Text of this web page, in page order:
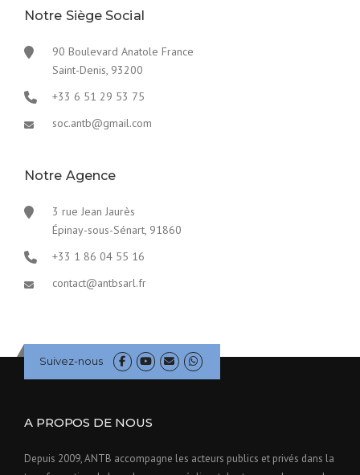
Notre Siège Social
90 Boulevard Anatole France
Saint-Denis, 93200
+33 6 51 29 53 75
soc.antb@gmail.com
Notre Agence
3 rue Jean Jaurès
Épinay-sous-Sénart, 91860
+33 1 86 04 55 16
contact@antbsarl.fr
Suivez-nous
A PROPOS DE NOUS
Depuis 2009, ANTB accompagne les acteurs publics et privés dans la